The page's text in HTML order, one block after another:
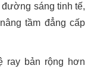
sáng tinh tế,
tầm đẳng cấp
ray bản rộng hơn